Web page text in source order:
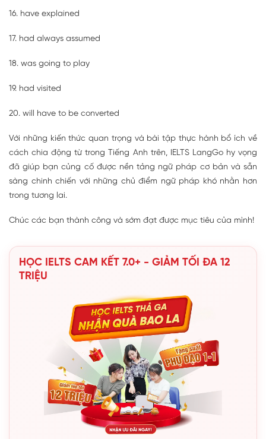
16. have explained
17. had always assumed
18. was going to play
19. had visited
20. will have to be converted
Với những kiến thức quan trọng và bài tập thực hành bổ ích về
cách chia động từ trong Tiếng Anh trên, IELTS LangGo hy vọng
đã giúp bạn củng cố được nền tảng ngữ pháp cơ bản và sẵn
sàng chinh chiến với những chủ điểm ngữ pháp khó nhằn hơn
trong tương lai.
Chúc các bạn thành công và sớm đạt được mục tiêu của mình!
HỌC IELTS CAM KẾT 7.0+ - GIẢM TỐI ĐA 12
TRIỆU